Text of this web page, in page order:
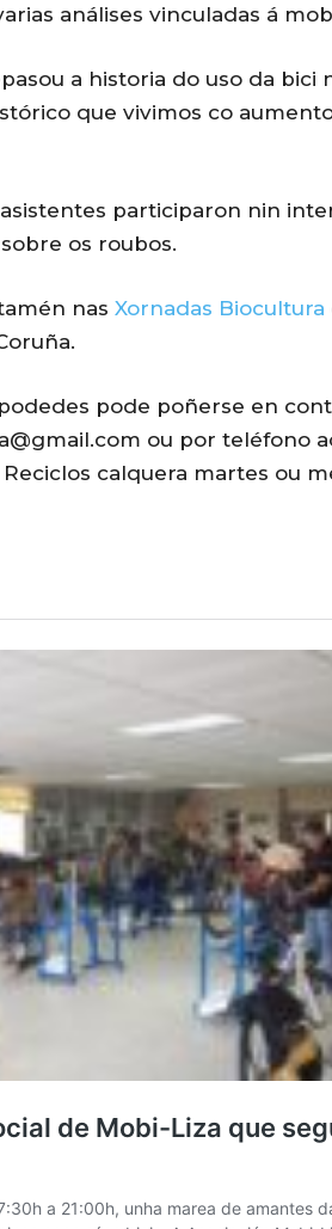
análises vinculadas á
a historia do uso da bici
que vivimos co
participaron nin
os roubos.
nas Xornadas Biocultura
pode poñerse en
ou por teléfono
calquera martes ou